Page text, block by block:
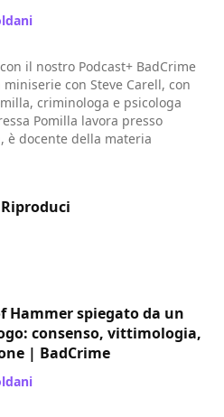
il nostro Podcast+ BadCrime
con Steve Carell, con
criminologa e psicologa
Pomilla lavora presso
docente della materia
Riproduci
Hammer spiegato da un
consenso, vittimologia,
| BadCrime